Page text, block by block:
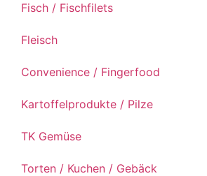
Fisch / Fischfilets
Fleisch
Convenience / Fingerfood
Kartoffelprodukte / Pilze
TK Gemüse
Torten / Kuchen / Gebäck